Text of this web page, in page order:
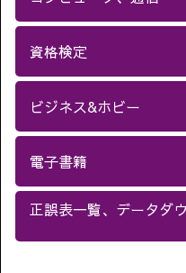
資格検定
ビジネス&ホビー
電子書籍
正誤表一覧、データダ